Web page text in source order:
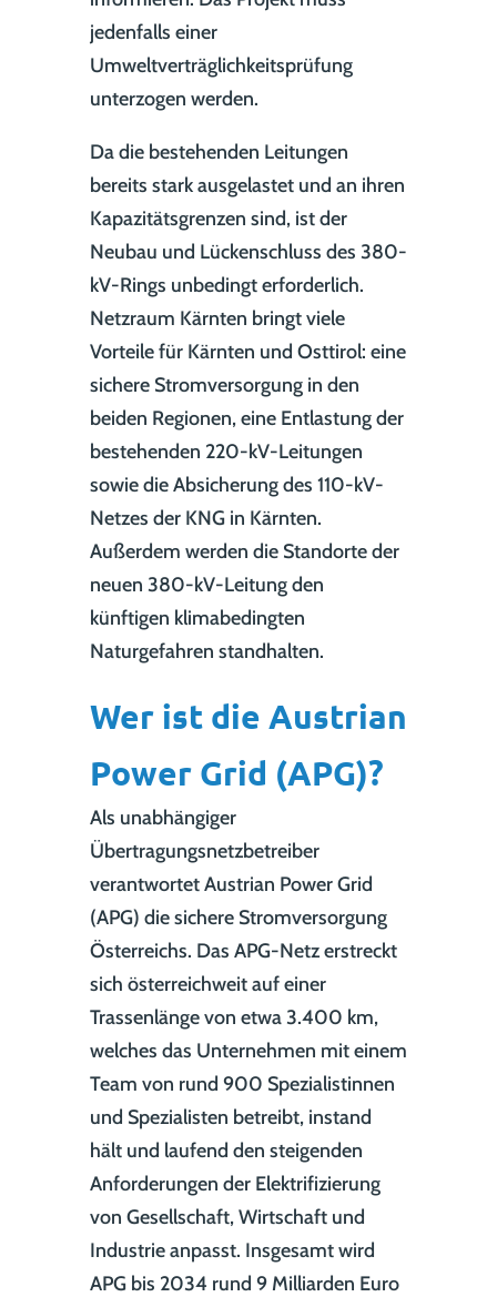
jedenfalls einer
Umweltverträglichkeitsprüfung
unterzogen werden.
Da die bestehenden Leitungen
bereits stark ausgelastet und an ihren
Kapazitätsgrenzen sind, ist der
Neubau und Lückenschluss des 380-
kV-Rings unbedingt erforderlich.
Netzraum Kärnten bringt viele
Vorteile für Kärnten und Osttirol: eine
sichere Stromversorgung in den
beiden Regionen, eine Entlastung der
bestehenden 220-kV-Leitungen
sowie die Absicherung des 110-kV-
Netzes der KNG in Kärnten.
Außerdem werden die Standorte der
neuen 380-kV-Leitung den
künftigen klimabedingten
Naturgefahren standhalten.
Wer ist die Austrian
Power Grid (APG)?
Als unabhängiger
Übertragungsnetzbetreiber
verantwortet Austrian Power Grid
(APG) die sichere Stromversorgung
Österreichs. Das APG-Netz erstreckt
sich österreichweit auf einer
Trassenlänge von etwa 3.400 km,
welches das Unternehmen mit einem
Team von rund 900 Spezialistinnen
und Spezialisten betreibt, instand
hält und laufend den steigenden
Anforderungen der Elektrifizierung
von Gesellschaft, Wirtschaft und
Industrie anpasst. Insgesamt wird
APG bis 2034 rund 9 Milliarden Euro